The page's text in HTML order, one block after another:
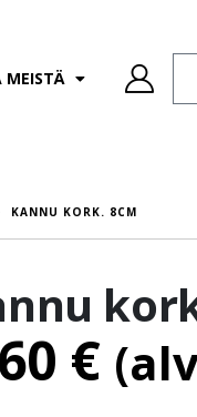
MEISTÄ
KANNU KORK. 8CM
€